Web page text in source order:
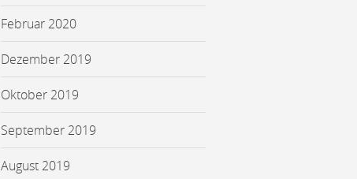
Februar 2020
Dezember 2019
Oktober 2019
September 2019
August 2019